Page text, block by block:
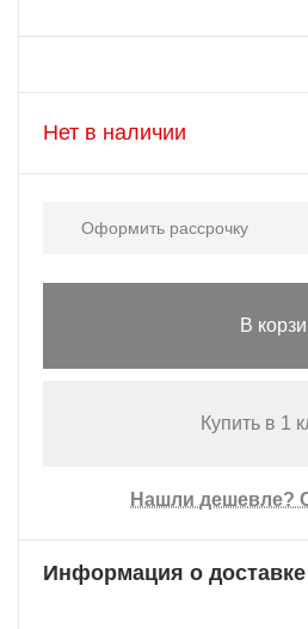
Нет в наличии
Оформить рассрочку
В
Купить в 1
Нашли дешевле?
Информация о доставке